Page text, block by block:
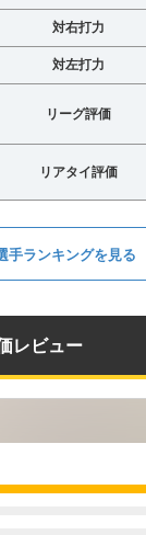
対右打力
対左打力
リーグ評価
リアタイ評価
手ランキングを見る
レビュー